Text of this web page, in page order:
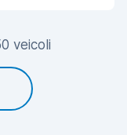
veicoli